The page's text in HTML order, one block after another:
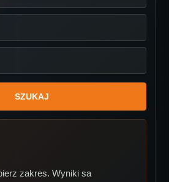
zakres. Wyniki sa